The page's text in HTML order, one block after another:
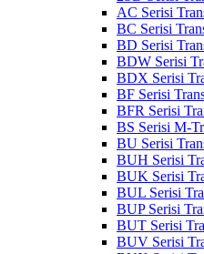
AC Serisi
BC Serisi
BD Serisi
BDW Serisi
BDX Serisi
BF Serisi
BFR Serisi
BS Serisi M-
BU Serisi
BUH Serisi
BUK Serisi
BUL Serisi
BUP Serisi
BUT Serisi
BUV Serisi